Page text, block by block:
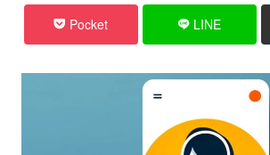
Pocket LINE